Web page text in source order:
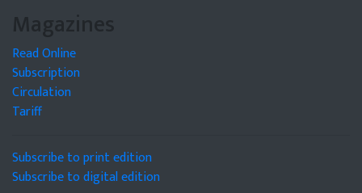
Magazines
Read Online
Subscription
Circulation
Tariff
Subscribe to print edition
Subscribe to digital edition